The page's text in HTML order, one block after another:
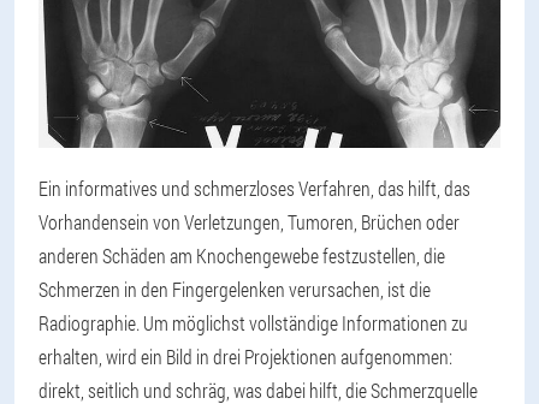
Ein informatives und schmerzloses Verfahren, das hilft, das
Vorhandensein von Verletzungen, Tumoren, Brüchen oder
anderen Schäden am Knochengewebe festzustellen, die
Schmerzen in den Fingergelenken verursachen, ist die
Radiographie. Um möglichst vollständige Informationen zu
erhalten, wird ein Bild in drei Projektionen aufgenommen:
direkt, seitlich und schräg, was dabei hilft, die Schmerzquelle